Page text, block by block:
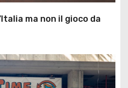
ma non il gioco da